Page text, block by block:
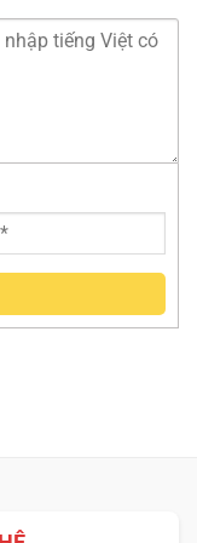
inch 2024đạt độ
lên rõ ràng ngay
sắc đạt DCI-P3
chân thực, làm